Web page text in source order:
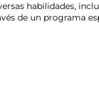
habilidades,
de un programa